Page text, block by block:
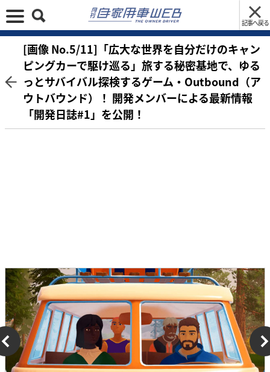
記事へ戻る
[画像 No.5/11]「広大な世界を自分だけのキャン
ピングカーで駆け巡る」旅する秘密基地で、ゆる
っとサバイバル探検するゲーム・Outbound（ア
ウトバウンド）！ 開発メンバーによる最新情報
「開発日誌#1」を公開！